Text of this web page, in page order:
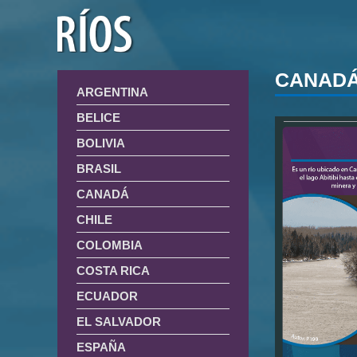
ARGENTINA
BELICE
BOLIVIA
BRASIL
CANADÁ
CHILE
COLOMBIA
COSTA RICA
ECUADOR
EL SALVADOR
ESPAÑA